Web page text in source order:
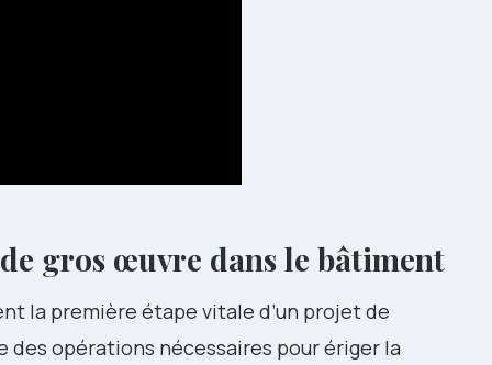
gros œuvre dans le bâtiment
la première étape vitale d’un projet de
opérations nécessaires pour ériger la